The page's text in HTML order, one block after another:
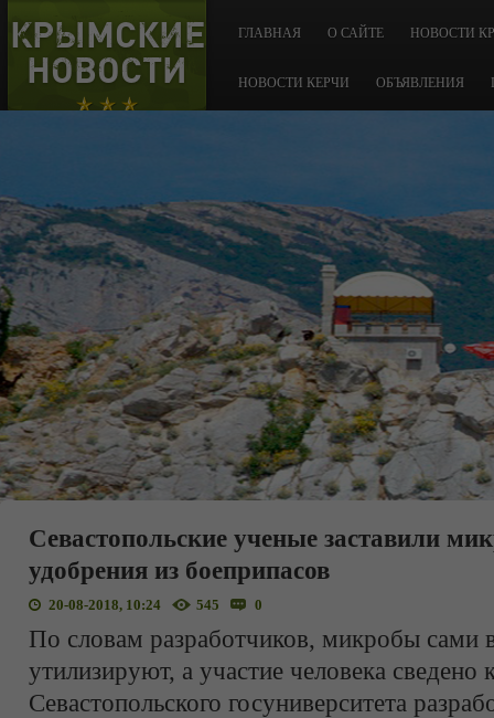
КРЫМСКИЕ
НОВОСТИ
ГЛАВНАЯ О САЙТЕ НОВОСТИ
НОВОСТИ КЕРЧИ ОБЪЯВЛЕНИЯ
Севастопольские ученые заставили
удобрения из боеприпасов
20-08-2018, 10:24 545 0
По словам разработчиков, микробы сами
утилизируют, а участие человека
Севастопольского госуниверситета